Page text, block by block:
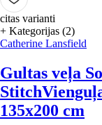
citas varianti
+ Kategorijas (2)
Catherine Lansfield
Gultas veļa
Stitch
135x200 cm